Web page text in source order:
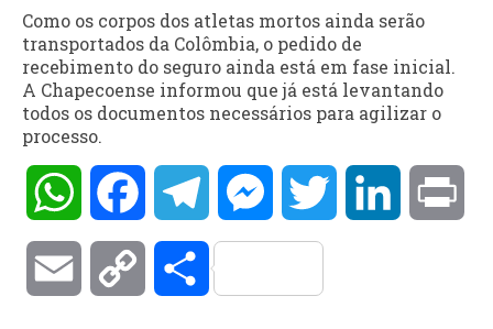
Como os corpos dos atletas mortos ainda serão
transportados da Colômbia, o pedido de
recebimento do seguro ainda está em fase inicial.
A Chapecoense informou que já está levantando
todos os documentos necessários para agilizar o
processo.
WhatsAppFacebookTelegramMessengerTwitter LinkedIn
Email Copy Compartilhar